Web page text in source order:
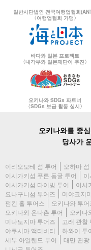
일반사단법인 전국여행업협회
〈여행업협회 가맹〉
바다와 일본 프로젝트
〈내각부와 일본재단이 추진〉
오키나와 SDGs 파트너
〈SDGs 보급 활동 실시〉
오키나와를 중
당사가
이리오모테 섬 투어 오하마
이시가키섬 푸른 동굴 투어
이시가키섬 다이빙 투어
이시
요나구니섬 투어즈
미야코지
펌킨 홀 투어스
오키나와 투어
오키나와 온나촌 투어
오키나
미나노지마 투어즈
고래 관찰
야쿠시마 액티비티
하와이 투
세부 아일랜드 투어
대만 관광